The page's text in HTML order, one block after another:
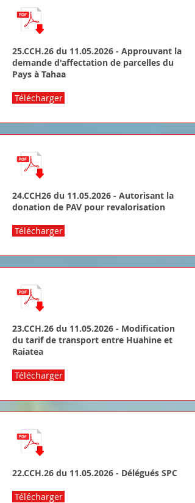
25.CCH.26 du 11.05.2026 - Approuvant la
demande d'affectation de parcelles du
Pays à Tahaa
Télécharger
24.CCH26 du 11.05.2026 - Autorisant la
donation de PAV pour revalorisation
Télécharger
23.CCH.26 du 11.05.2026 - Modification
du tarif de transport entre Huahine et
Raiatea
Télécharger
22.CCH.26 du 11.05.2026 - Délégués SPC
Télécharger